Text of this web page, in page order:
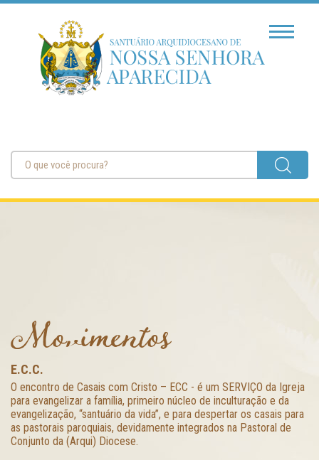
Movimentos
E.C.C.
O encontro de Casais com Cristo – ECC - é um SERVIÇO da Igreja
para evangelizar a família, primeiro núcleo de inculturação e da
evangelização, “santuário da vida”, e para despertar os casais para
as pastorais paroquiais, devidamente integrados na Pastoral de
Conjunto da (Arqui) Diocese.